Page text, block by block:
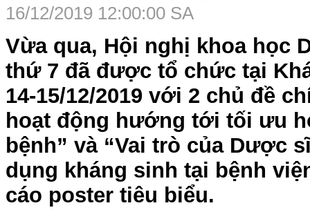
16/12/2019 12:00:00 SA
Vừa qua, Hội nghị khoa học
thứ 7 đã được tổ chức tại
14-15/12/2019 với 2 chủ đề
hoạt động hướng tới tối ưu
bệnh” và “Vai trò của Dược
dụng kháng sinh tại bệnh
cáo poster tiêu biểu.